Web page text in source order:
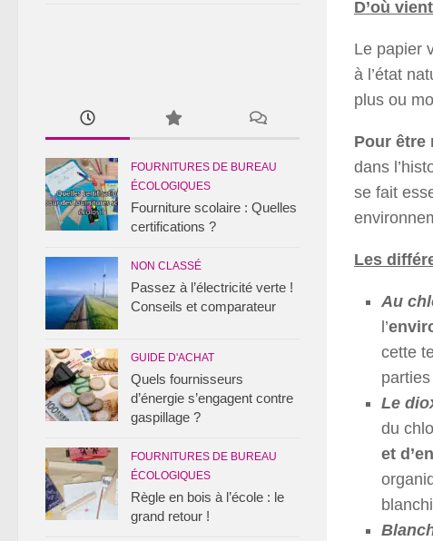
D’où
Le papier
à l’état
plus ou
Pour être
dans
se fait
Les
Au
l’
cette
Le
du
et
FOURNITURES DE BUREAU
ÉCOLOGIQUES
Fourniture scolaire : Quelles
certifications ?
NON CLASSÉ
Passez à l’électricité verte !
Conseils et comparateur
GUIDE D'ACHAT
Quels fournisseurs
d’énergie s’engagent contre
gaspillage ?
FOURNITURES DE BUREAU
ÉCOLOGIQUES
Règle en bois à l’école : le
grand retour !